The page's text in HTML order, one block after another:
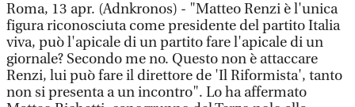
Roma, 13 apr. (Adnkronos) - "Matteo Renzi è l'unica
figura riconosciuta come presidente del partito Italia
viva, può l'apicale di un partito fare l'apicale di un
giornale? Secondo me no. Questo non è attaccare
Renzi, lui può fare il direttore de 'Il Riformista', tanto
non si presenta a un incontro". Lo ha affermato